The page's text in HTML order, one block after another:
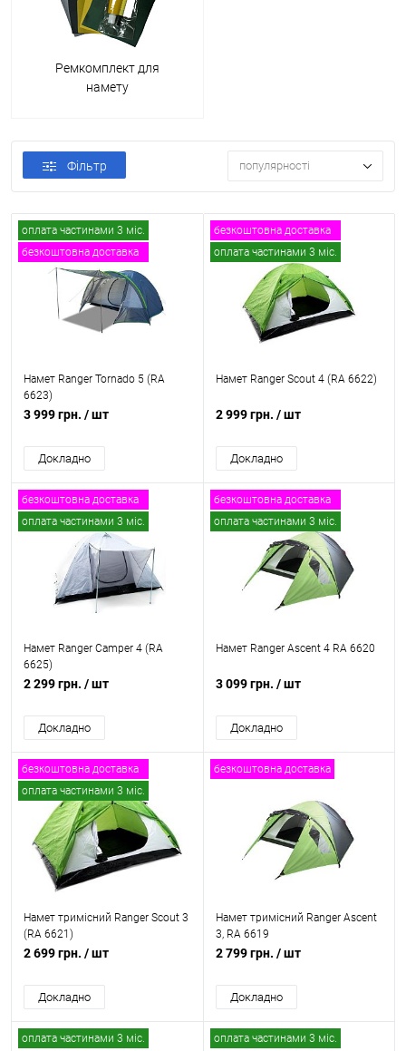
Ремкомплект для
намету
Фільтр популярності
оплата частинами 3 міс.
безкоштовна доставка
Намет Ranger Tornado 5 (RA
6623)
3 999 грн. / шт
Докладно
безкоштовна доставка
оплата частинами 3 міс.
Намет Ranger Scout 4 (RA 6622)
2 999 грн. / шт
Докладно
безкоштовна доставка
оплата частинами 3 міс.
Намет Ranger Сamper 4 (RA
6625)
2 299 грн. / шт
Докладно
безкоштовна доставка
оплата частинами 3 міс.
Намет Ranger Ascent 4 RA 6620
3 099 грн. / шт
Докладно
безкоштовна доставка
оплата частинами 3 міс.
Намет тримісний Ranger Scout 3
(RA 6621)
2 699 грн. / шт
Докладно
безкоштовна доставка
Намет тримісний Ranger Ascent
3, RA 6619
2 799 грн. / шт
Докладно
оплата частинами 3 міс. оплата частинами 3 міс.